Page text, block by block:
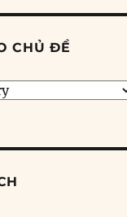
CHỦ ĐỀ